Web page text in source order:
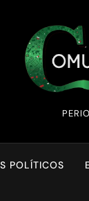
POLÍTICOS